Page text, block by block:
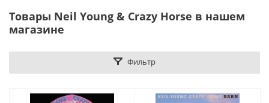
Товары Neil Young & Crazy Horse в нашем
магазине
Фильтр